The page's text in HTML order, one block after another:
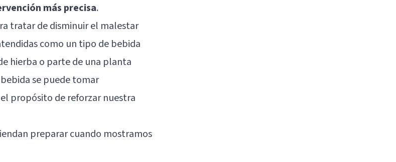
más precisa.
tratar de disminuir el malestar
como un tipo de bebida
hierba o parte de una planta
se puede tomar
propósito de reforzar nuestra
preparar cuando mostramos